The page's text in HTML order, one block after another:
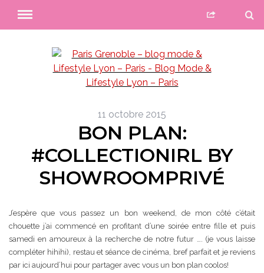
11 octobre 2015
BON PLAN:
#COLLECTIONIRL BY
SHOWROOMPRIVÉ
J’espère que vous passez un bon weekend, de mon côté c’était
chouette j’ai commencé en profitant d’une soirée entre fille et puis
samedi en amoureux à la recherche de notre futur …. (je vous laisse
compléter hihihi), restau et séance de cinéma, bref parfait et je reviens
par ici aujourd’hui pour partager avec vous un bon plan coolos!